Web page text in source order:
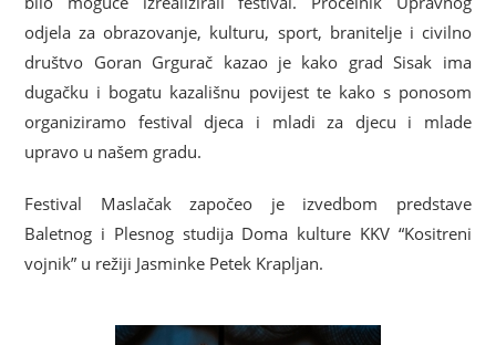
odjela za obrazovanje, kulturu, sport, branitelje i civilno
društvo Goran Grgurač kazao je kako grad Sisak ima
dugačku i bogatu kazališnu povijest te kako s ponosom
organiziramo festival djeca i mladi za djecu i mlade
upravo u našem gradu.
Festival Maslačak započeo je izvedbom predstave
Baletnog i Plesnog studija Doma kulture KKV “Kositreni
vojnik” u režiji Jasminke Petek Krapljan.